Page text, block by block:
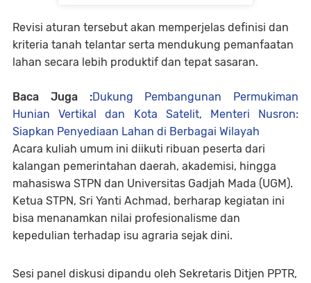
Revisi aturan tersebut akan memperjelas definisi dan
kriteria tanah telantar serta mendukung pemanfaatan
lahan secara lebih produktif dan tepat sasaran.
Baca Juga :Dukung Pembangunan Permukiman
Hunian Vertikal dan Kota Satelit, Menteri Nusron:
Siapkan Penyediaan Lahan di Berbagai Wilayah
Acara kuliah umum ini diikuti ribuan peserta dari
kalangan pemerintahan daerah, akademisi, hingga
mahasiswa STPN dan Universitas Gadjah Mada (UGM).
Ketua STPN, Sri Yanti Achmad, berharap kegiatan ini
bisa menanamkan nilai profesionalisme dan
kepedulian terhadap isu agraria sejak dini.
Sesi panel diskusi dipandu oleh Sekretaris Ditjen PPTR,